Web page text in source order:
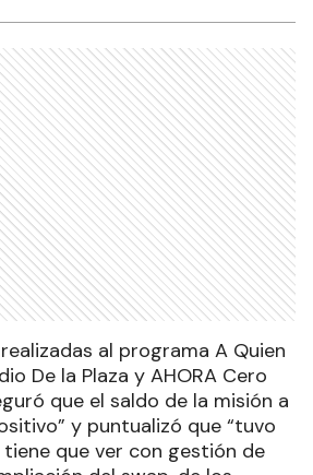
al programa A Quien
De la Plaza y AHORA Cero
que el saldo de la misión a
y puntualizó que “tuvo
tiene que ver con gestión de